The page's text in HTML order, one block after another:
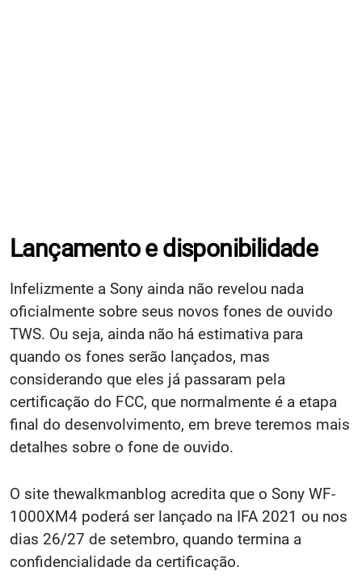
Lançamento e disponibilidade
Infelizmente a Sony ainda não revelou nada
oficialmente sobre seus novos fones de ouvido
TWS. Ou seja, ainda não há estimativa para
quando os fones serão lançados, mas
considerando que eles já passaram pela
certificação do FCC, que normalmente é a etapa
final do desenvolvimento, em breve teremos mais
detalhes sobre o fone de ouvido.
O site thewalkmanblog acredita que o Sony WF-
1000XM4 poderá ser lançado na IFA 2021 ou nos
dias 26/27 de setembro, quando termina a
confidencialidade da certificação.